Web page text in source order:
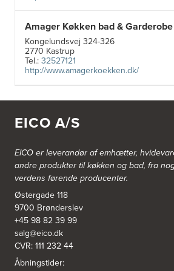
Amager Køkken bad & Garderobe
Kongelundsvej 324-326
2770 Kastrup
Tel.: 32527121
http://www.amagerkoekken.dk/
Aubo Køkken & Bad Haderslev
Norgesvej 24C
6100 Haderslev
Aubo Køkken & Bad Helsingør
Fabriksvej 3
3000 Helsingør
Tel.:49266959
http://www.aubo.dk
Aubo Køkken & Bad Kalundborg
Elmegade 41
EICO A/S
EICO er leverandør af emhætter,
andre produkter til køkken og bad, fra
verdens førende producenter.
Østergade 118
9700 Brønderslev
+45 98 82 39 99
salg@eico.dk
CVR: 111 232 44
Åbningstider: